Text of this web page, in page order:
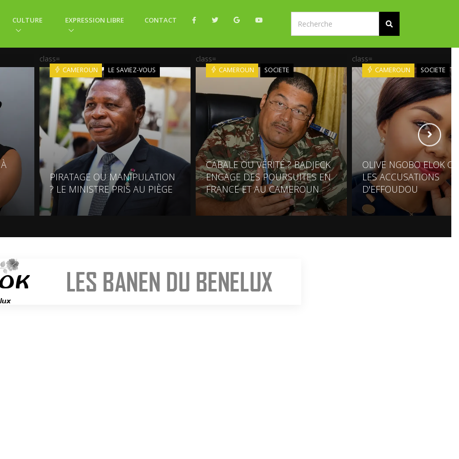
CULTURE EXPRESSION LIBRE CONTACT
class=
CAMEROUN LE SAVIEZ-VOUS
PIRATAGE OU MANIPULATION
? LE MINISTRE PRIS AU PIÈGE
class=
CAMEROUN SOCIETE
CABALE OU VÉRITÉ ? BADJECK
ENGAGE DES POURSUITES EN
FRANCE ET AU CAMEROUN
class=
CAMEROUN SOCIETE
OLIVE NGOBO ELOK
LES ACCUSATIONS
D'EFFOUDOU